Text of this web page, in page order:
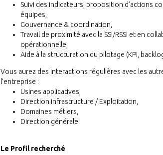
Suivi des indicateurs, proposition d’actions
équipes,
Gouvernance & coordination,
Travail de proximité avec la SSI/RSSI et en
opérationnelle,
Aide à la structuration du pilotage (KPI,
Vous aurez des interactions régulières avec les
l’entreprise :
Usines applicatives,
Direction infrastructure / Exploitation,
Domaines métiers,
Direction générale.
Le Profil recherché